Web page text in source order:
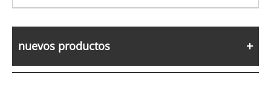
nuevos productos